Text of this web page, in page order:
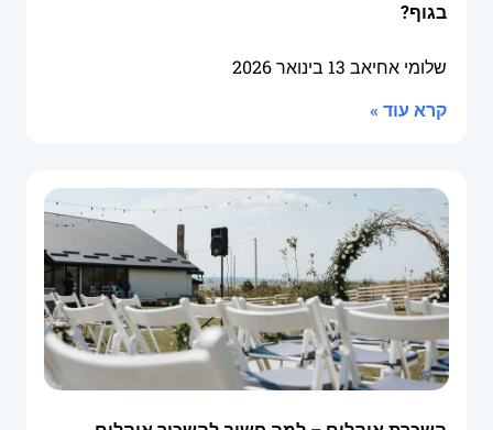
בגוף?
שלומי אחיאב 13 בינואר 2026
קרא עוד »